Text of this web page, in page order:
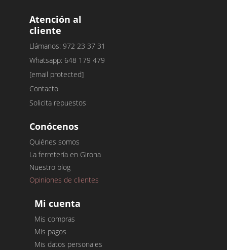
Atención al
cliente
Llámanos: 972 23 37 31
Whatsapp: 648 179 479
[email protected]
Contacto
Solicita repuestos
Conócenos
Quiénes somos
La ferretería en Girona
Nuestro blog
Opiniones de clientes
Mi cuenta
Mis compras
Mis pagos
Mis datos personales